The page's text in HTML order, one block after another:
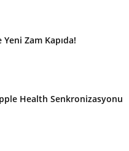
Zam Kapıda!
Health Senkronizasyonu